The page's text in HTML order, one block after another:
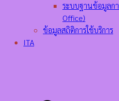
ระบบฐานข้อมูลกา
Office)
ข้อมูลสถิติการใช้บริการ
ITA